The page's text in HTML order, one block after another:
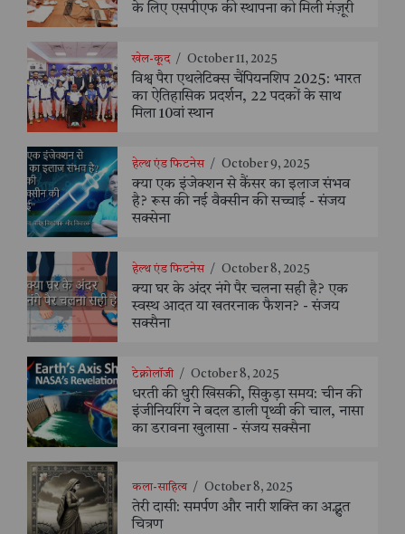
के लिए एसपीएफ की स्थापना को मिली मंज़ूरी
खेल-कूद / October 11, 2025
विश्व पैरा एथलेटिक्स चैंपियनशिप 2025: भारत
का ऐतिहासिक प्रदर्शन, 22 पदकों के साथ
मिला 10वां स्थान
हेल्थ एंड फिटनेस / October 9, 2025
क्या एक इंजेक्शन से कैंसर का इलाज संभव
है? रूस की नई वैक्सीन की सच्चाई - संजय
सक्सेना
हेल्थ एंड फिटनेस / October 8, 2025
क्या घर के अंदर नंगे पैर चलना सही है? एक
स्वस्थ आदत या खतरनाक फैशन? - संजय
सक्सैना
टेक्नोलॉजी / October 8, 2025
धरती की धुरी खिसकी, सिकुड़ा समय: चीन की
इंजीनियरिंग ने बदल डाली पृथ्वी की चाल, नासा
का डरावना खुलासा - संजय सक्सैना
कला-साहित्य / October 8, 2025
तेरी दासी: समर्पण और नारी शक्ति का अद्भुत
चित्रण